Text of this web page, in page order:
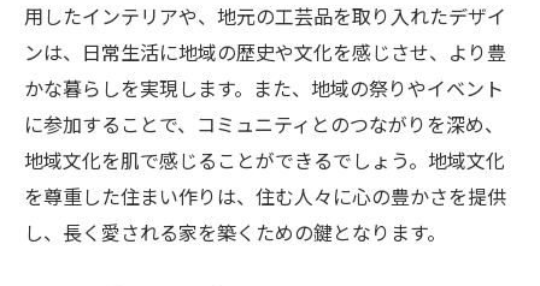
用したインテリアや、地元の工芸品を取り入れたデザイ
ンは、日常生活に地域の歴史や文化を感じさせ、より豊
かな暮らしを実現します。また、地域の祭りやイベント
に参加することで、コミュニティとのつながりを深め、
地域文化を肌で感じることができるでしょう。地域文化
を尊重した住まい作りは、住む人々に心の豊かさを提供
し、長く愛される家を築くための鍵となります。